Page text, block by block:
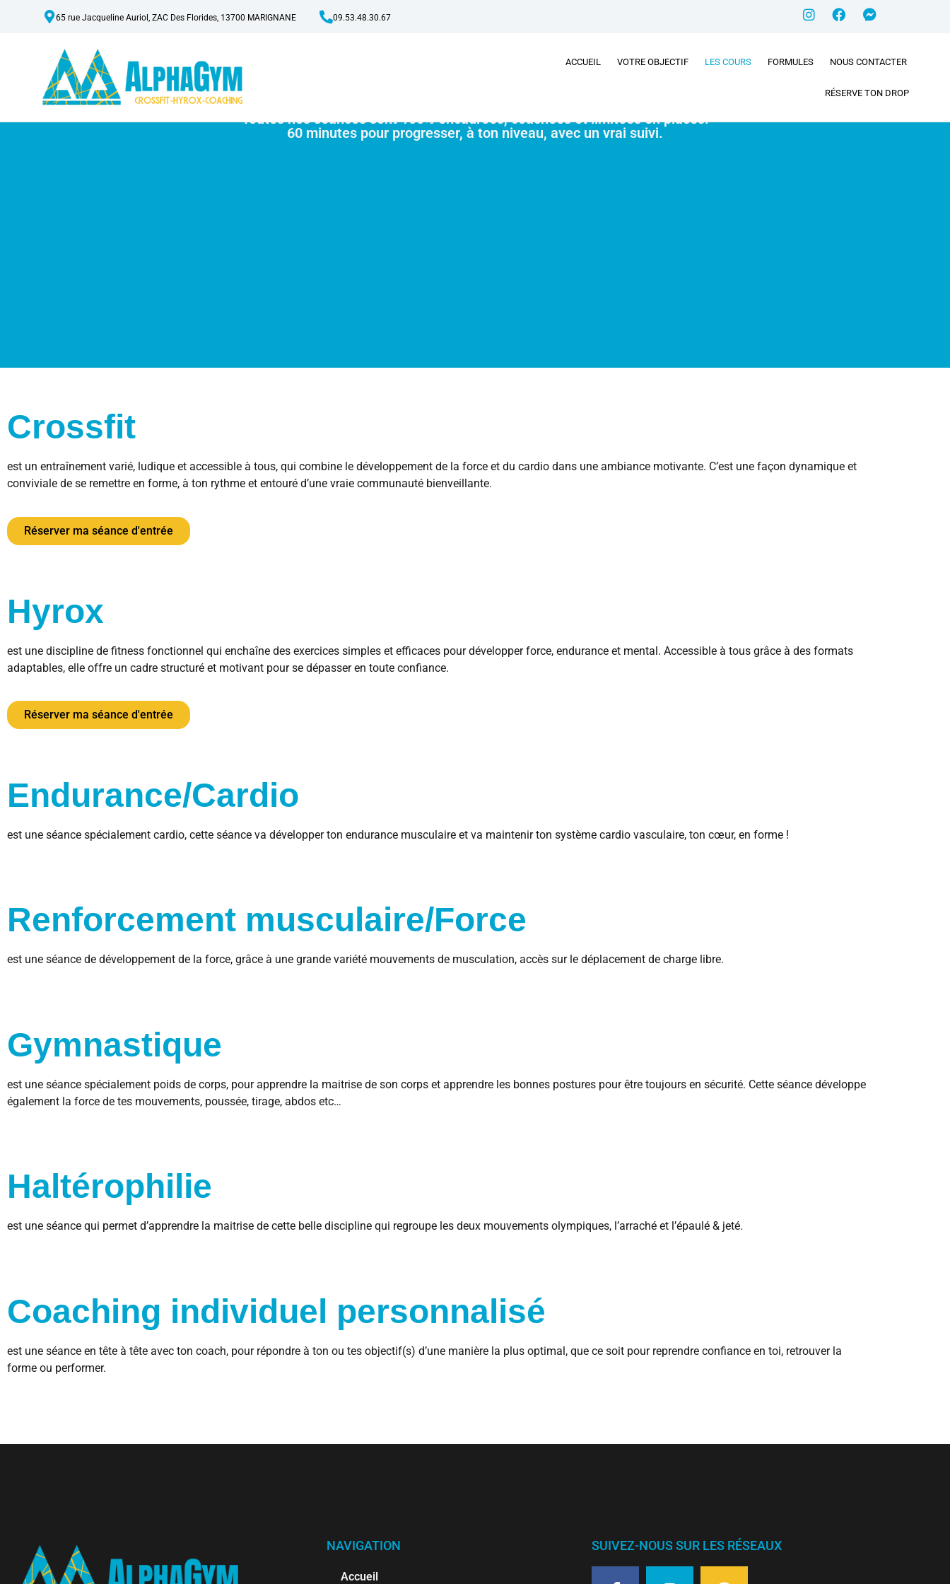
65 rue Jacqueline Auriol, ZAC Des Florides, 13700 MARIGNANE 09.53.48.30.67
ACCUEIL VOTRE OBJECTIF LES COURS FORMULES NOUS CONTACTER
RÉSERVE TON DROP
Toutes nos séances sont 100% encadrées, coachées et limitées en places.
60 minutes pour progresser, à ton niveau, avec un vrai suivi.
Crossfit
est un entraînement varié, ludique et accessible à tous, qui combine le développement de la force et du cardio dans une ambiance motivante. C’est une façon dynamique et
conviviale de se remettre en forme, à ton rythme et entouré d’une vraie communauté bienveillante.
Réserver ma séance d'entrée
Hyrox
est une discipline de fitness fonctionnel qui enchaîne des exercices simples et efficaces pour développer force, endurance et mental. Accessible à tous grâce à des formats
adaptables, elle offre un cadre structuré et motivant pour se dépasser en toute confiance.
Réserver ma séance d'entrée
Endurance/Cardio
est une séance spécialement cardio, cette séance va développer ton endurance musculaire et va maintenir ton système cardio vasculaire, ton cœur, en forme !
Renforcement musculaire/Force
est une séance de développement de la force, grâce à une grande variété mouvements de musculation, accès sur le déplacement de charge libre.
Gymnastique
est une séance spécialement poids de corps, pour apprendre la maitrise de son corps et apprendre les bonnes postures pour être toujours en sécurité. Cette séance développe
également la force de tes mouvements, poussée, tirage, abdos etc…
Haltérophilie
est une séance qui permet d’apprendre la maitrise de cette belle discipline qui regroupe les deux mouvements olympiques, l’arraché et l’épaulé & jeté.
Coaching individuel personnalisé
est une séance en tête à tête avec ton coach, pour répondre à ton ou tes objectif(s) d’une manière la plus optimal, que ce soit pour reprendre confiance en toi, retrouver la
forme ou performer.
NAVIGATION
Accueil
SUIVEZ-NOUS SUR LES RÉSEAUX